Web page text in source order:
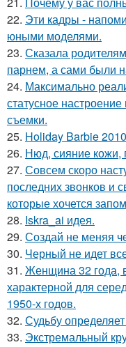
22. Эти кадры -
юными моделями.
23. Сказала
парнем, а сами были
24. Максимально
статусное
съемки.
25. Holiday Barbie
26. Нюд, сияние кожи,
27. Совсем скоро
последних звонков и
которые хочется
28. Iskra_ai идея.
29. Создай не меняя
30. Черный не идет
31. Женщина 32 года,
характерной для
1950-х годов.
32. Судьбу
33. Экстремальный